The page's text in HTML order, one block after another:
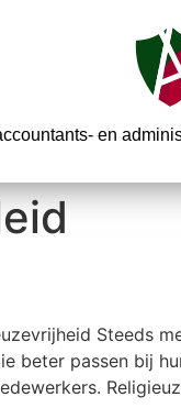
en
Steeds
beter passen bij